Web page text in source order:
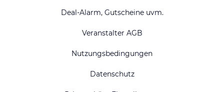
Deal-Alarm, Gutscheine uvm.
Veranstalter AGB
Nutzungsbedingungen
Datenschutz